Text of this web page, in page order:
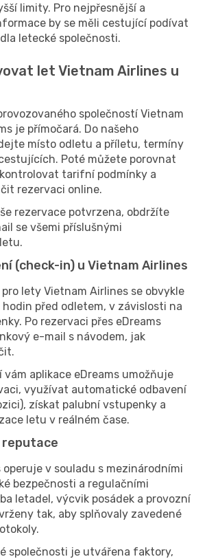
limity. Pro nejpřesnější a
by se měli cestující podívat
letecké společnosti.
let Vietnam Airlines u
společností Vietnam
je přímočará. Do našeho
místo odletu a příletu, termíny
Poté můžete porovnat
tarifní podmínky a
rezervaci online.
rezervace potvrzena, obdržíte
se všemi příslušnými
(check-in) u Vietnam Airlines
lety Vietnam Airlines se obvykle
před odletem, v závislosti na
Po rezervaci přes eDreams
e-mail s návodem, jak
vám aplikace eDreams umožňuje
využívat automatické odbavení
získat palubní vstupenky a
letu v reálném čase.
reputace
v souladu s mezinárodními
bezpečnosti a regulačními
letadel, výcvik posádek a provozní
tak, aby splňovaly zavedené
společnosti je utvářena faktory,